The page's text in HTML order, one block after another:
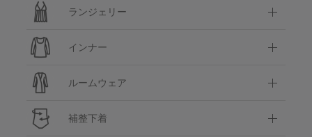
ランジェリー
インナー
ルームウェア
補整下着